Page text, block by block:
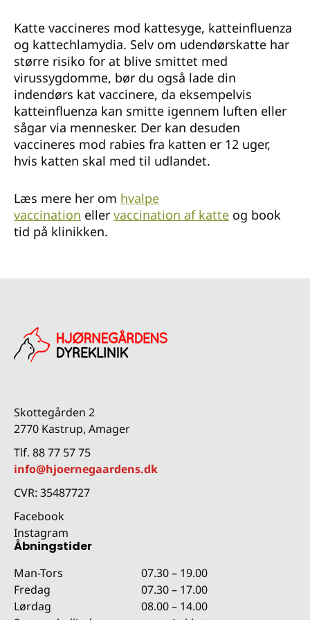
Katte vaccineres mod kattesyge, katteinfluenza
og kattechlamydia. Selv om udendørskatte har
større risiko for at blive smittet med
virussygdomme, bør du også lade din
indendørs kat vaccinere, da eksempelvis
katteinfluenza kan smitte igennem luften eller
sågar via mennesker. Der kan desuden
vaccineres mod rabies fra katten er 12 uger,
hvis katten skal med til udlandet.
Læs mere her om hvalpe
vaccination eller vaccination af katte og book
tid på klinikken.
Skottegården 2
2770 Kastrup, Amager
Tlf. 88 77 57 75
info@hjoernegaardens.dk
CVR: 35487727
Facebook
Instagram
Åbningstider
Man-Tors
07.30 – 19.00
Fredag
07.30 – 17.00
Lørdag
08.00 – 14.00